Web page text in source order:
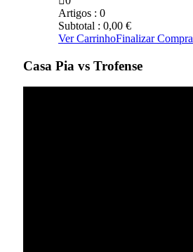
Artigos : 0
Subtotal : 0,00 €
Ver CarrinhoFinalizar Compra
Casa Pia vs Trofense